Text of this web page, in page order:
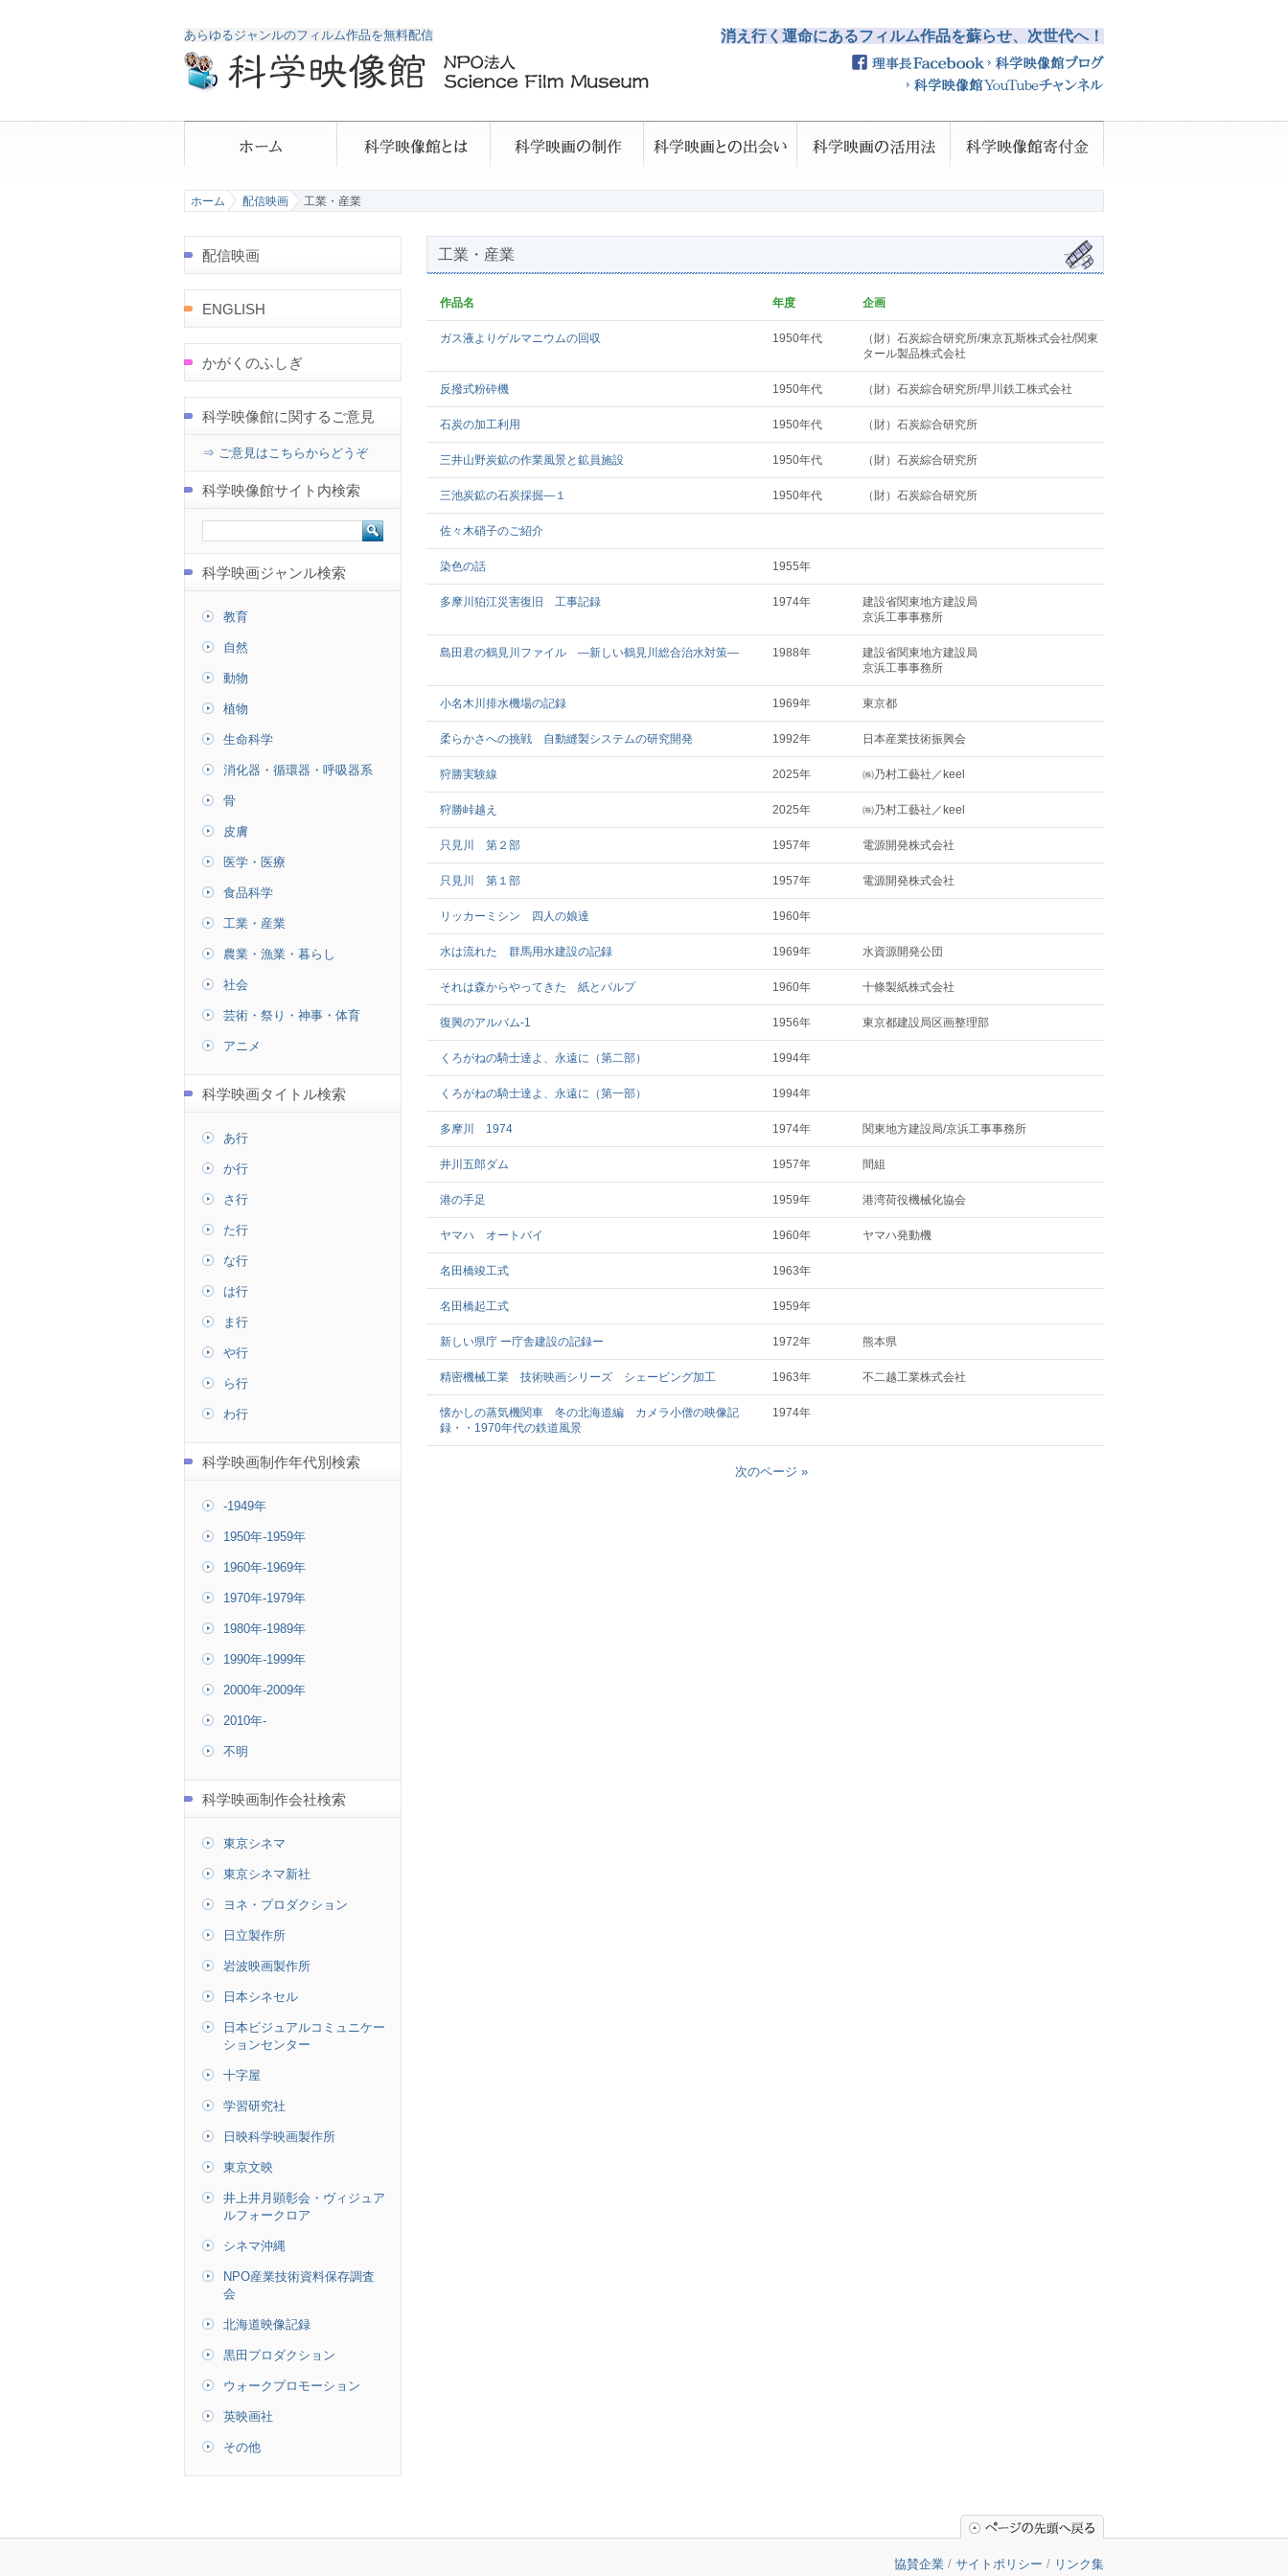
あらゆるジャンルのフィルム作品を無料配信 消え行く運命にあるフィルム作品を蘇らせ、次世代へ！
ホーム 配信映画 工業・産業
工業・産業
作品名 年度 企画
ガス液よりゲルマニウムの回収 1950年代
（財）石炭綜合研究所/東京瓦斯株式会社/関東
タール製品株式会社
反撥式粉砕機 1950年代 （財）石炭綜合研究所/早川鉄工株式会社
石炭の加工利用 1950年代 （財）石炭綜合研究所
三井山野炭鉱の作業風景と鉱員施設 1950年代 （財）石炭綜合研究所
三池炭鉱の石炭採掘―１ 1950年代 （財）石炭綜合研究所
佐々木硝子のご紹介
染色の話 1955年
多摩川狛江災害復旧 工事記録 1974年
建設省関東地方建設局
京浜工事事務所
島田君の鶴見川ファイル ―新しい鶴見川総合治水対策― 1988年
建設省関東地方建設局
京浜工事事務所
小名木川排水機場の記録 1969年 東京都
柔らかさへの挑戦 自動縫製システムの研究開発 1992年 日本産業技術振興会
狩勝実験線 2025年 ㈱乃村工藝社／keel
狩勝峠越え 2025年 ㈱乃村工藝社／keel
只見川 第２部 1957年 電源開発株式会社
只見川 第１部 1957年 電源開発株式会社
リッカーミシン 四人の娘達 1960年
水は流れた 群馬用水建設の記録 1969年 水資源開発公団
それは森からやってきた 紙とパルプ 1960年 十條製紙株式会社
復興のアルバム-1 1956年 東京都建設局区画整理部
くろがねの騎士達よ、永遠に（第二部） 1994年
くろがねの騎士達よ、永遠に（第一部） 1994年
多摩川 1974 1974年 関東地方建設局/京浜工事事務所
井川五郎ダム 1957年 間組
港の手足 1959年 港湾荷役機械化協会
ヤマハ オートバイ 1960年 ヤマハ発動機
名田橋竣工式 1963年
名田橋起工式 1959年
新しい県庁 ー庁舎建設の記録ー 1972年 熊本県
精密機械工業 技術映画シリーズ シェービング加工 1963年 不二越工業株式会社
懐かしの蒸気機関車 冬の北海道編 カメラ小僧の映像記
録・・1970年代の鉄道風景
1974年
次のページ »
配信映画
ENGLISH
かがくのふしぎ
科学映像館に関するご意見
⇒ ご意見はこちらからどうぞ
科学映像館サイト内検索
科学映画ジャンル検索
教育
自然
動物
植物
生命科学
消化器・循環器・呼吸器系
骨
皮膚
医学・医療
食品科学
工業・産業
農業・漁業・暮らし
社会
芸術・祭り・神事・体育
アニメ
科学映画タイトル検索
あ行
か行
さ行
た行
な行
は行
ま行
や行
ら行
わ行
科学映画制作年代別検索
-1949年
1950年-1959年
1960年-1969年
1970年-1979年
1980年-1989年
1990年-1999年
2000年-2009年
2010年-
不明
科学映画制作会社検索
東京シネマ
東京シネマ新社
ヨネ・プロダクション
日立製作所
岩波映画製作所
日本シネセル
日本ビジュアルコミュニケー
ションセンター
十字屋
学習研究社
日映科学映画製作所
東京文映
井上井月顕彰会・ヴィジュア
ルフォークロア
シネマ沖縄
NPO産業技術資料保存調査
会
北海道映像記録
黒田プロダクション
ウォークプロモーション
英映画社
その他
協賛企業 / サイトポリシー / リンク集